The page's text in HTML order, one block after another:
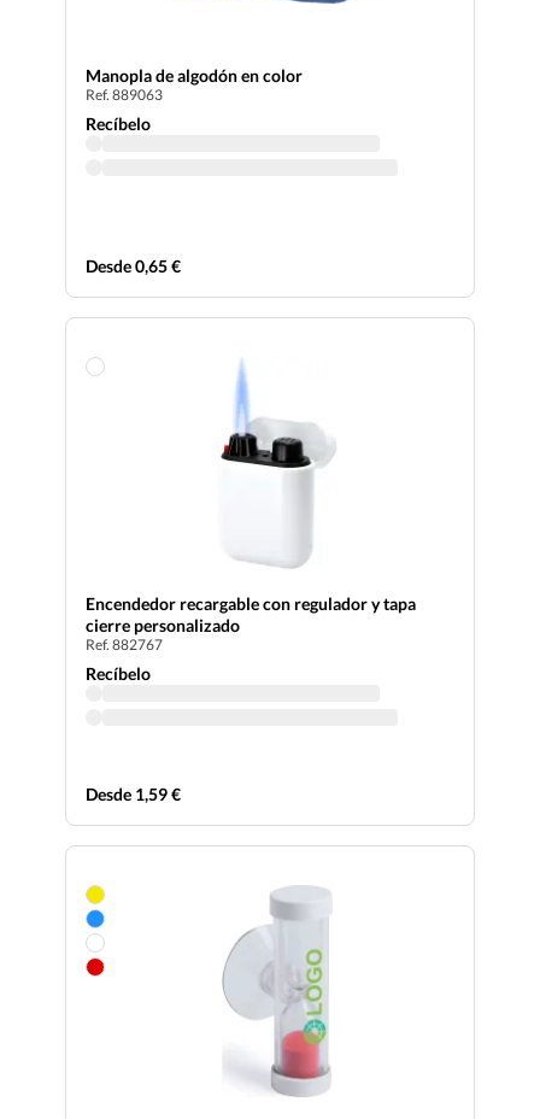
Manopla de algodón en color
Ref. 889063
Recíbelo
Desde 0,65 €
Encendedor recargable con regulador y tapa
cierre personalizado
Ref. 882767
Recíbelo
Desde 1,59 €